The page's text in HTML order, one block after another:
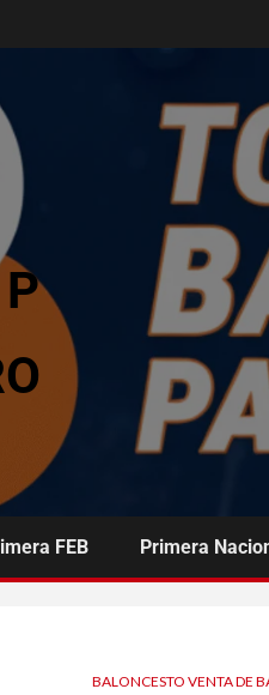
FEB Primera
BALONCESTO VENTA DE